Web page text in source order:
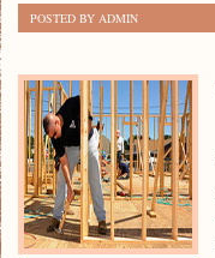
POSTED BY ADMIN